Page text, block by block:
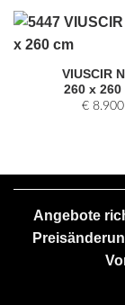
VIUSCIR
260 x 260
€ 8.900
Angebote